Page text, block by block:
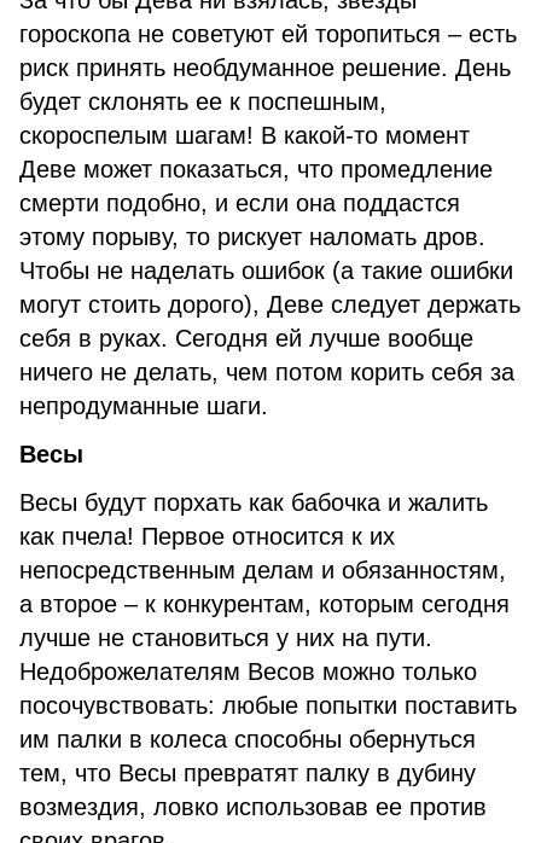
гороскопа не советуют ей торопиться – есть
риск принять необдуманное решение. День
будет склонять ее к поспешным,
скороспелым шагам! В какой-то момент
Деве может показаться, что промедление
смерти подобно, и если она поддастся
этому порыву, то рискует наломать дров.
Чтобы не наделать ошибок (а такие ошибки
могут стоить дорого), Деве следует держать
себя в руках. Сегодня ей лучше вообще
ничего не делать, чем потом корить себя за
непродуманные шаги.
Весы
Весы будут порхать как бабочка и жалить
как пчела! Первое относится к их
непосредственным делам и обязанностям,
а второе – к конкурентам, которым сегодня
лучше не становиться у них на пути.
Недоброжелателям Весов можно только
посочувствовать: любые попытки поставить
им палки в колеса способны обернуться
тем, что Весы превратят палку в дубину
возмездия, ловко использовав ее против